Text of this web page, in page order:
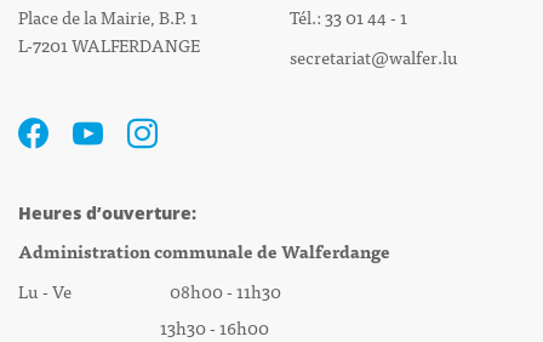
Place de la Mairie, B.P. 1
L-7201 WALFERDANGE
Tél.: 33 01 44 - 1
secretariat@walfer.lu
Heures d’ouverture:
Administration communale de Walferdange
Lu - Ve 08h00 - 11h30
13h30 - 16h00